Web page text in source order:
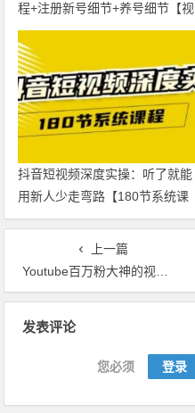
程+注册新号细节+养号细节【视
频教程】
抖音短视频深度实操：听了就能
用新人少走弯路【180节系统课
程】
上一篇
Youtube百万粉大神的视频裁剪术，怎样剪出直击人心让人无法拒绝的视频【视频教程+素材】
发表评论
您必须 登录